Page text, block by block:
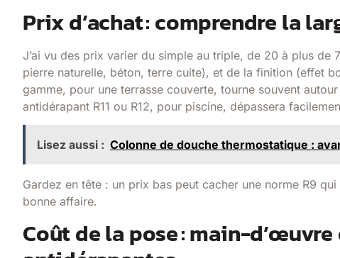
Prix d’achat : comprendre la
J’ai vu des prix varier du simple au triple, de 20 à plus de
pierre naturelle, béton, terre cuite), et de la finition (effet
gamme, pour une terrasse couverte, tourne souvent
antidérapant R11 ou R12, pour piscine, dépassera
Lisez aussi : Colonne de douche thermostatique :
Gardez en tête : un prix bas peut cacher une norme R9
bonne affaire.
Coût de la pose : main-